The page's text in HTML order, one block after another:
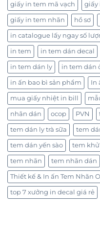
giấy in tem mã vạch giấy
giấy in tem nhãn hồ sơ
in catalogue lấy ngay số
in tem in tem dán decal
in tem dán ly in tem dán
in ấn bao bì sản phẩm In
mua giấy nhiệt in bill
nhãn dán ocop PVN
tem dán ly trà sữa tem
tem dán yến sào tem khử
tem nhãn tem nhãn dán
Thiết kế & In ấn Tem Nhãn
top 7 xưởng in decal giá rẻ